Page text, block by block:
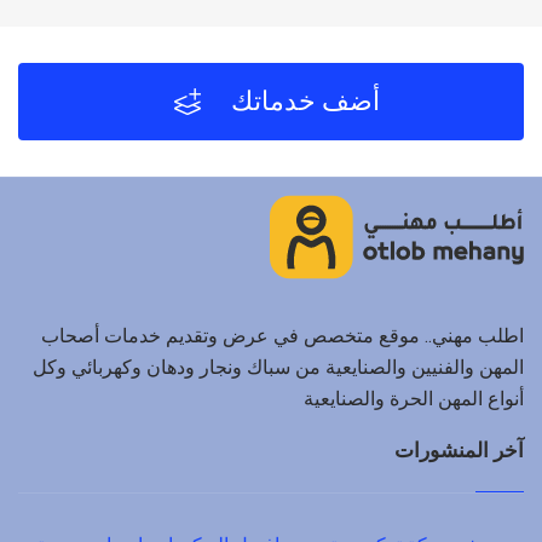
أضف خدماتك
اطلب مهني.. موقع متخصص في عرض وتقديم خدمات أصحاب
المهن والفنيين والصنايعية من سباك ونجار ودهان وكهربائي وكل
أنواع المهن الحرة والصنايعية
آخر المنشورات